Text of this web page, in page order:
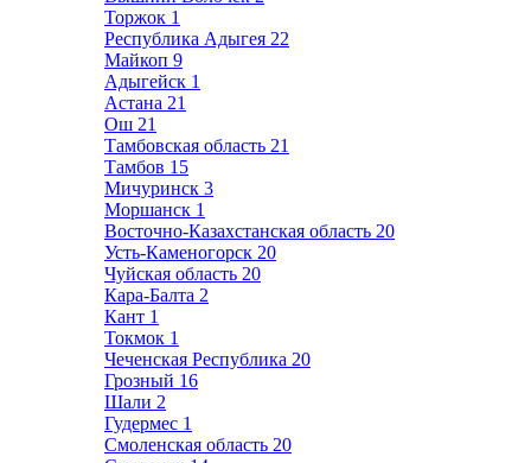
Торжок 1
Республика Адыгея 22
Майкоп 9
Адыгейск 1
Астана 21
Ош 21
Тамбовская область 21
Тамбов 15
Мичуринск 3
Моршанск 1
Восточно-Казахстанская область 20
Усть-Каменогорск 20
Чуйская область 20
Кара-Балта 2
Кант 1
Токмок 1
Чеченская Республика 20
Грозный 16
Шали 2
Гудермес 1
Смоленская область 20